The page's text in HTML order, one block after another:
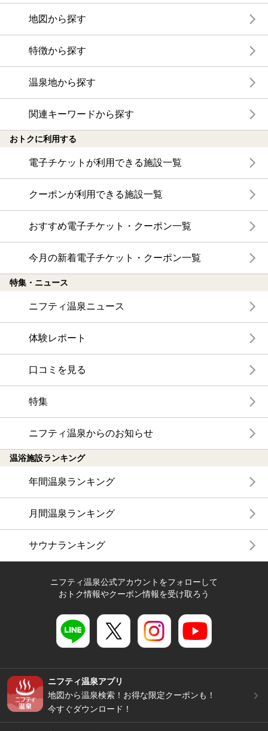
地図から探す
特徴から探す
温泉地から探す
関連キーワードから探す
おトクに利用する
電子チケットが利用できる施設一覧
クーポンが利用できる施設一覧
おすすめ電子チケット・クーポン一覧
今月の新着電子チケット・クーポン一覧
特集・ニュース
ニフティ温泉ニュース
体験レポート
口コミを見る
特集
ニフティ温泉からのお知らせ
温浴施設ランキング
年間温泉ランキング
月間温泉ランキング
サウナランキング
ニフティ温泉公式アカウントをフォローして
おトク情報やクーポン情報を受け取ろう
ニフティ温泉アプリ
地図から温泉検索！お得な限定クーポンも！
今すぐダウンロード！